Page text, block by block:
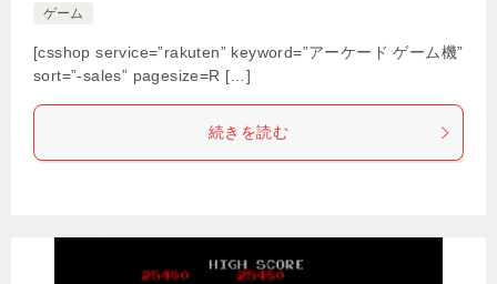
ゲーム
[csshop service=”rakuten” keyword=”アーケード ゲーム機”
sort=”-sales” pagesize=R […]
続きを読む